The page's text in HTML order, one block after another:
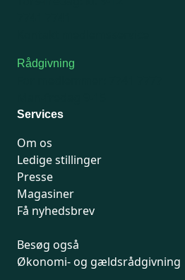
Rådgivning
Services
Om os
Ledige stillinger
Presse
Magasiner
Få nyhedsbrev
Besøg også
Økonomi- og gældsrådgivning